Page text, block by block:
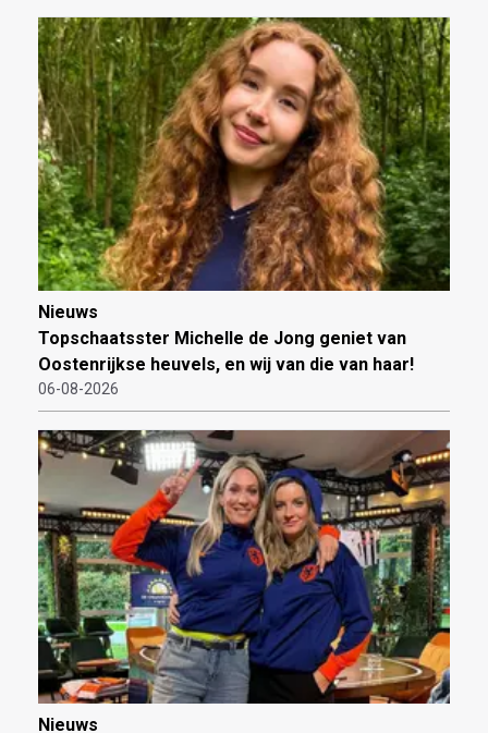
Nieuws
Topschaatsster Michelle de Jong geniet van
Oostenrijkse heuvels, en wij van die van haar!
06-08-2026
Nieuws